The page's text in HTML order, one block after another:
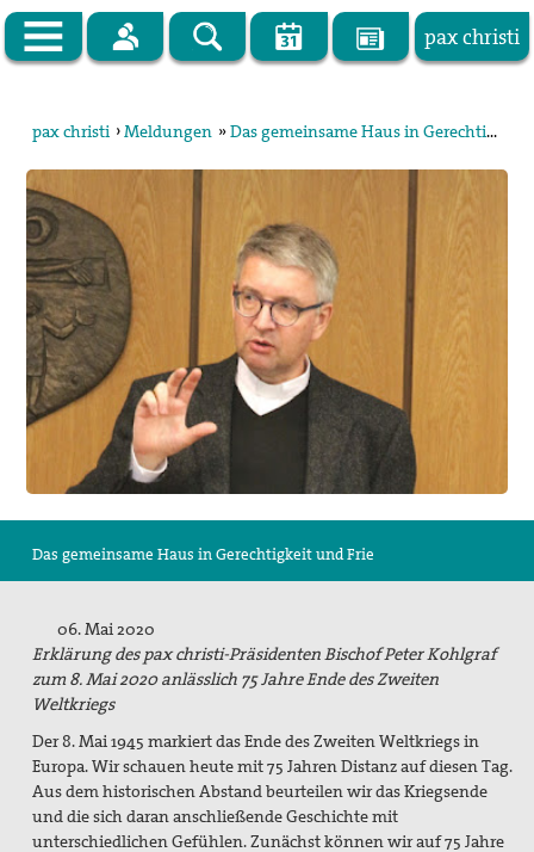
pax christi
Vor Ort
Themen
Kampagnen
Publikationen
Facebook
Kontakt
Suche
pax christi ›Meldungen »Das gemeinsame Haus in Gerechtigkeit und Frieden gestalten
Das gemeinsame Haus in Gerechtigkeit und Frie
06. Mai 2020
Erklärung des pax christi-Präsidenten Bischof Peter Kohlgraf
zum 8. Mai 2020 anlässlich 75 Jahre Ende des Zweiten
Weltkriegs
Der 8. Mai 1945 markiert das Ende des Zweiten Weltkriegs in
Europa. Wir schauen heute mit 75 Jahren Distanz auf diesen Tag.
Aus dem historischen Abstand beurteilen wir das Kriegsende
und die sich daran anschließende Geschichte mit
unterschiedlichen Gefühlen. Zunächst können wir auf 75 Jahre